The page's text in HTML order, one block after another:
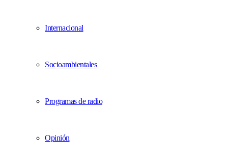
Internacional
Socioambientales
Programas de radio
Opinión